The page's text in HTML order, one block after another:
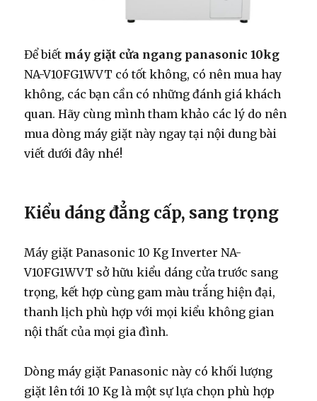
Để biết máy giặt cửa ngang panasonic 10kg
NA-V10FG1WVT có tốt không, có nên mua hay
không, các bạn cần có những đánh giá khách
quan. Hãy cùng mình tham khảo các lý do nên
mua dòng máy giặt này ngay tại nội dung bài
viết dưới đây nhé!
Kiểu dáng đẳng cấp, sang trọng
Máy giặt Panasonic 10 Kg Inverter NA-
V10FG1WVT sở hữu kiểu dáng cửa trước sang
trọng, kết hợp cùng gam màu trắng hiện đại,
thanh lịch phù hợp với mọi kiểu không gian
nội thất của mọi gia đình.
Dòng máy giặt Panasonic này có khối lượng
giặt lên tới 10 Kg là một sự lựa chọn phù hợp